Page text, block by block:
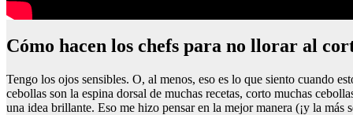
Cómo hacen los chefs para no llorar al
Tengo los ojos sensibles. O, al menos, eso es lo que siento cuando
cebollas son la espina dorsal de muchas recetas, corto muchas
una idea brillante. Eso me hizo pensar en la mejor manera (¡y la más